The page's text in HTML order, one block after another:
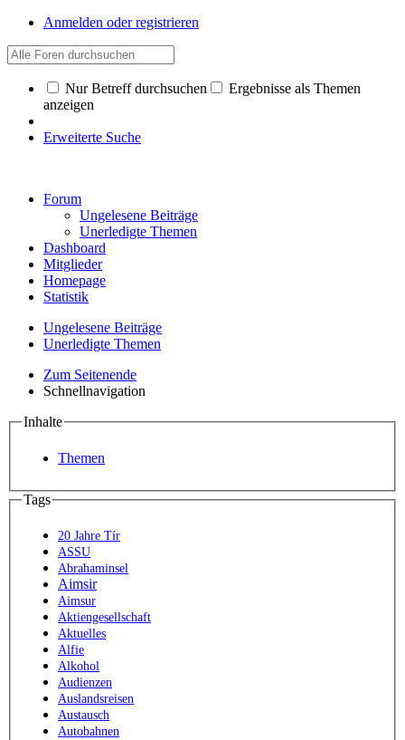
Anmelden oder registrieren
Nur Betreff durchsuchen
Ergebnisse als Themen
anzeigen
Erweiterte Suche
Forum
Ungelesene Beiträge
Unerledigte Themen
Dashboard
Mitglieder
Homepage
Statistik
Ungelesene Beiträge
Unerledigte Themen
Zum Seitenende
Schnellnavigation
Inhalte
Themen
Tags
20 Jahre Tír
ASSU
Abrahaminsel
Aimsir
Aimsur
Aktiengesellschaft
Aktuelles
Alfie
Alkohol
Audienzen
Auslandsreisen
Austausch
Autobahnen